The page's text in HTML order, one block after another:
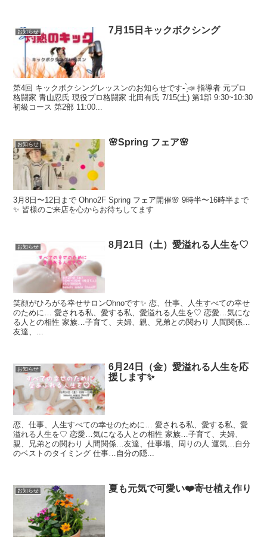
お知らせ 7月15日キックボクシング
第4回 キックボクシングレッスンのお知らせです- ̗̀📣 指導者 元プロ
格闘家 青山忍氏 現役プロ格闘家 北田有氏 7/15(土) 第1部 9:30~10:30
初級コース 第2部 11:00...
お知らせ 🌸Spring フェア🌸
3月8日〜12日まで Ohno2F Spring フェア開催🌸 9時半〜16時半まで
✨ 皆様のご来店を心からお待ちしてます
お知らせ 8月21日（土）愛溢れる人生を♡
笑顔がひろがる幸せサロンOhnoです✨ 恋、仕事、人生すべての幸せ
のために… 愛される私、愛する私、愛溢れる人生を♡ 恋愛…気にな
る人との相性 家族…子育て、夫婦、親、兄弟との関わり 人間関係…
友達、...
お知らせ
6月24日（金）愛溢れる人生を応
援します✨
恋、仕事、人生すべての幸せのために… 愛される私、愛する私、愛
溢れる人生を♡ 恋愛…気になる人との相性 家族…子育て、夫婦、
親、兄弟との関わり 人間関係…友達、仕事場、周りの人 運気…自分
のベストのタイミング 仕事…自分の隠...
お知らせ 夏も元気で可愛い❤️寄せ植え作り